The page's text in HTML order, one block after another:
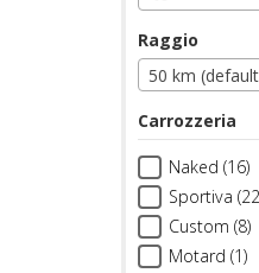
Raggio
50 km
Carrozzeria
Naked (16)
Sportiva
Custom (8)
Motard (1)